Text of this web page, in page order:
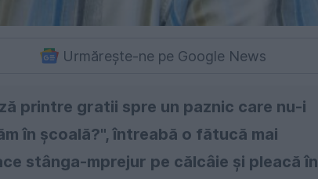
Urmărește-ne pe Google News
printre gratii spre un paznic care nu-i
în şcoală?", întreabă o fătucă mai
stânga-mprejur pe călcâie şi pleacă în